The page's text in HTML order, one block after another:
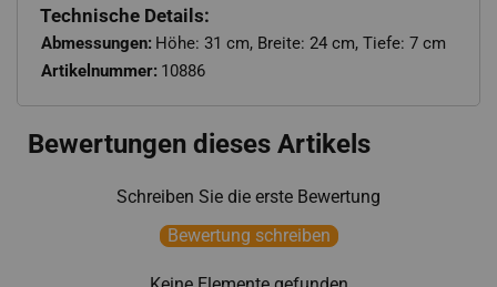
Technische Details:
Abmessungen: Höhe: 31 cm, Breite: 24 cm, Tiefe: 7 cm
Artikelnummer: 10886
Bewertungen dieses Artikels
Schreiben Sie die erste Bewertung
Bewertung schreiben